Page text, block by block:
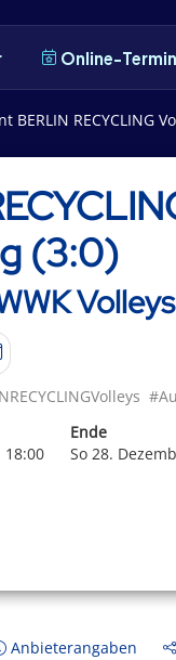
Online-
BERLIN RECYCLING
(3:0)
18:00
Ende
So 28.
Anbieterangaben